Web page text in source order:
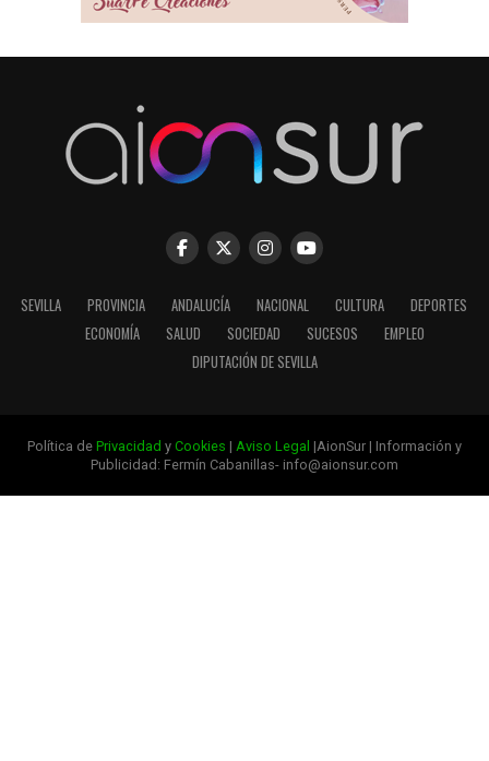
SEVILLA PROVINCIA ANDALUCÍA NACIONAL CULTURA
DEPORTES
ECONOMÍA
SALUD SOCIEDAD SUCESOS
EMPLEO
DIPUTACIÓN DE SEVILLA
Política de Privacidad y Cookies | Aviso Legal |AionSur | Información y
Publicidad: Fermín Cabanillas- info@aionsur.com